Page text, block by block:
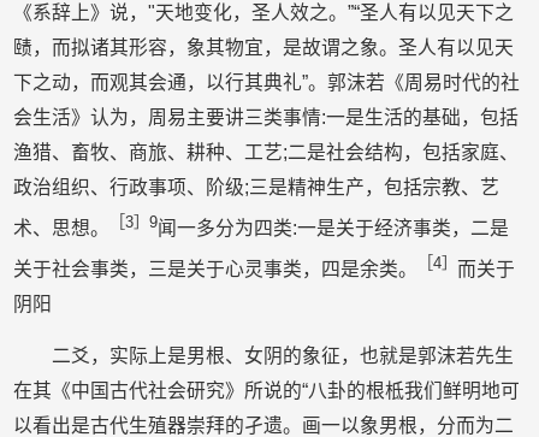
《系辞上》说，"天地变化，圣人效之。”“圣人有以见天下之
赜，而拟诸其形容，象其物宜，是故谓之象。圣人有以见天
下之动，而观其会通，以行其典礼”。郭沫若《周易时代的社
会生活》认为，周易主要讲三类事情:一是生活的基础，包括
渔猎、畜牧、商旅、耕种、工艺;二是社会结构，包括家庭、
政治组织、行政事项、阶级;三是精神生产，包括宗教、艺
术、思想。 ［3］9闻一多分为四类:一是关于经济事类，二是
关于社会事类，三是关于心灵事类，四是余类。 ［4］而关于
阴阳
二爻，实际上是男根、女阴的象征，也就是郭沫若先生
在其《中国古代社会研究》所说的“八卦的根柢我们鲜明地可
以看出是古代生殖器崇拜的孑遗。画一以象男根，分而为二